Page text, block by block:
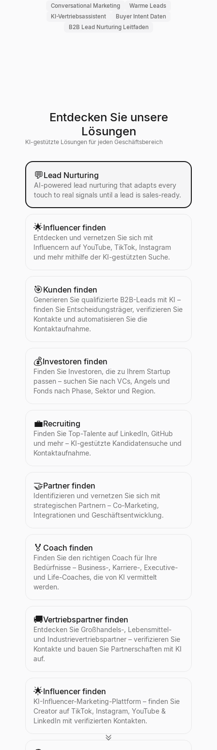
Conversational Marketing
Warme Leads
KI-Vertriebsassistent
Buyer Intent Daten
B2B Lead Nurturing Leitfaden
Entdecken Sie unsere
Lösungen
KI-gestützte Lösungen für jeden Geschäftsbereich
💬Lead Nurturing
AI-powered lead nurturing that adapts every
touch to real signals until a lead is sales-ready.
🌟Influencer finden
Entdecken und vernetzen Sie sich mit
Influencern auf YouTube, TikTok, Instagram
und mehr mithilfe der KI-gestützten Suche.
🎯Kunden finden
Generieren Sie qualifizierte B2B-Leads mit KI –
finden Sie Entscheidungsträger, verifizieren Sie
Kontakte und automatisieren Sie die
Kontaktaufnahme.
💰Investoren finden
Finden Sie Investoren, die zu Ihrem Startup
passen – suchen Sie nach VCs, Angels und
Fonds nach Phase, Sektor und Region.
💼Recruiting
Finden Sie Top-Talente auf LinkedIn, GitHub
und mehr – KI-gestützte Kandidatensuche und
Kontaktaufnahme.
🤝Partner finden
Identifizieren und vernetzen Sie sich mit
strategischen Partnern – Co-Marketing,
Integrationen und Geschäftsentwicklung.
🏅 Coach finden
Finden Sie den richtigen Coach für Ihre
Bedürfnisse – Business-, Karriere-, Executive-
und Life-Coaches, die von KI vermittelt
werden.
🚚Vertriebspartner finden
Entdecken Sie Großhandels-, Lebensmittel-
und Industrievertriebspartner – verifizieren Sie
Kontakte und bauen Sie Partnerschaften mit KI
auf.
🌟Influencer finden
KI-Influencer-Marketing-Plattform – finden Sie
Creator auf TikTok, Instagram, YouTube &
LinkedIn mit verifizierten Kontakten.